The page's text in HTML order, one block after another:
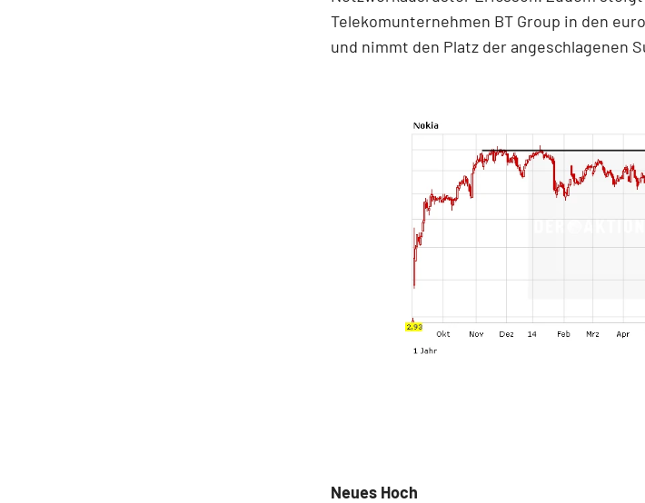
Telekomunternehmen BT Group in den
und nimmt den Platz der angeschlagenen
Neues Hoch